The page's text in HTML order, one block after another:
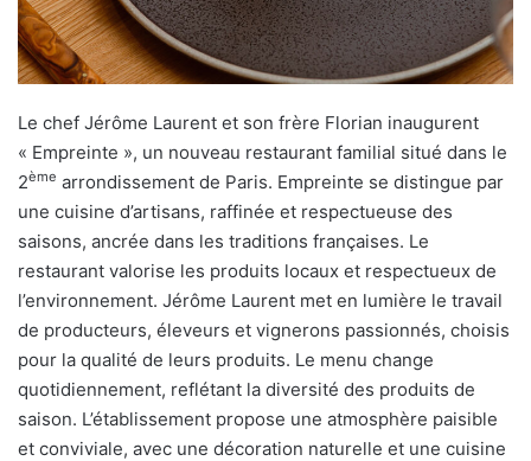
Le chef Jérôme Laurent et son frère Florian inaugurent
« Empreinte », un nouveau restaurant familial situé dans le
2ème arrondissement de Paris. Empreinte se distingue par
une cuisine d’artisans, raffinée et respectueuse des
saisons, ancrée dans les traditions françaises. Le
restaurant valorise les produits locaux et respectueux de
l’environnement. Jérôme Laurent met en lumière le travail
de producteurs, éleveurs et vignerons passionnés, choisis
pour la qualité de leurs produits. Le menu change
quotidiennement, reflétant la diversité des produits de
saison. L’établissement propose une atmosphère paisible
et conviviale, avec une décoration naturelle et une cuisine